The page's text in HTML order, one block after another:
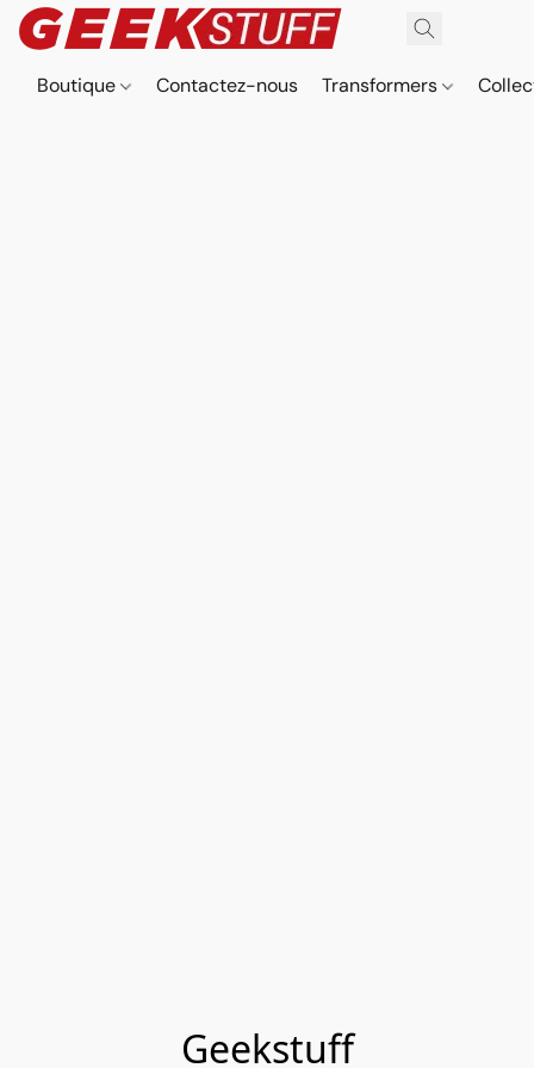
Boutique Contactez-nous Transformers
Geekstuff